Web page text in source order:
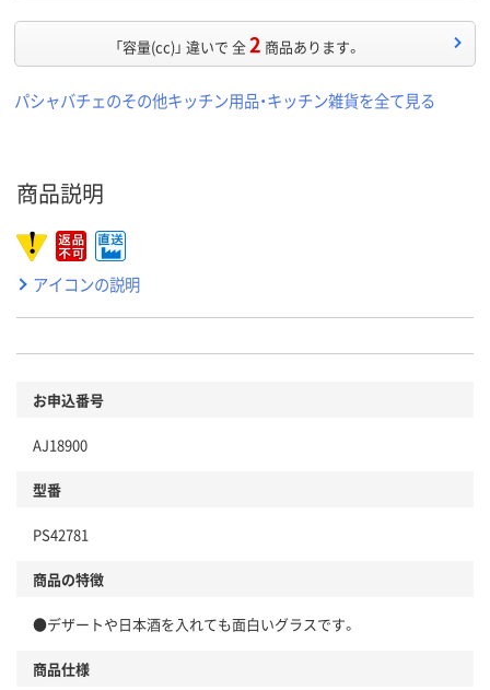
「容量(cc)」 違いで 全2 商品あります。
パシャバチェのその他キッチン用品・キッチン雑貨を全て見る
商品説明
アイコンの説明
お申込番号
AJ18900
型番
PS42781
商品の特徴
●デザートや日本酒を入れても面白いグラスです。
商品仕様